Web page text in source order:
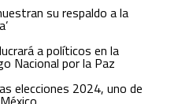
su respaldo a la
a políticos en la
Nacional por la Paz
elecciones 2024, uno de